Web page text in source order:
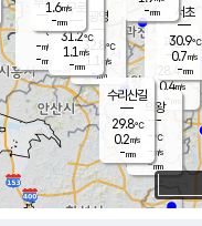
과천
28.4℃
0.4m/s
- mm
의왕
- ℃
-m/s
-mm
광명
32.8 ℃
1.1 m/s
-mm
-℃
-m/s
-mm
구로
31.2℃
1.1 m/s
-mm
서초
30.9℃
0.7m/s
-mm
수리산길
29.8℃
0.2m/s
-mm
1.6m/s
-mm
-mm